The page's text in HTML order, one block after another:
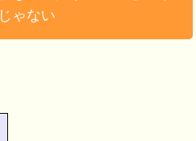
ゃない